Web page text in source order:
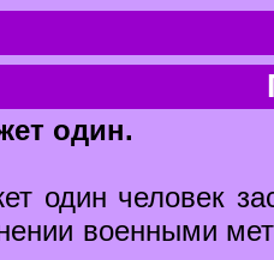
один.
один человек
военными